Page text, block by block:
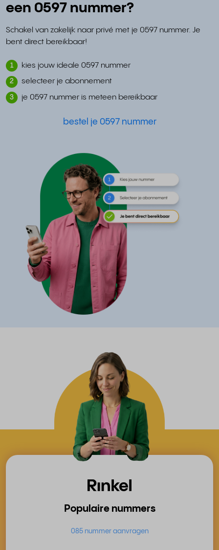
een 0597 nummer?
Schakel van zakelijk naar privé met je 0597 nummer. Je
bent direct bereikbaar!
1 kies jouw ideale 0597 nummer
2 selecteer je abonnement
3 je 0597 nummer is meteen bereikbaar
bestel je 0597 nummer
Populaire nummers
085 nummer aanvragen